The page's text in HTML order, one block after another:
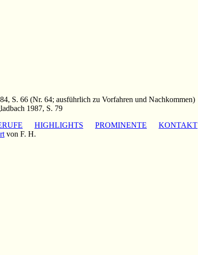
S. 66 (Nr. 64; ausführlich zu Vorfahren und Nachkommen)
1987, S. 79
HIGHLIGHTS PROMINENTE
KONTAKT
von F. H.